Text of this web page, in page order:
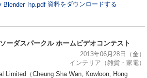
資料をダウンロードする
ーダスパークル ホームビデオコンテスト
2013年06月28日（金）
インテリア（雑貨・家電）
Limited（Cheung Sha Wan, Kowloon, Hong